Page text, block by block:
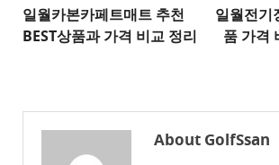
이
트
천
일월카본카페트매트 추천
BEST상품과 가격 비교 정리
일월전기
품 가격
About GolfSsan